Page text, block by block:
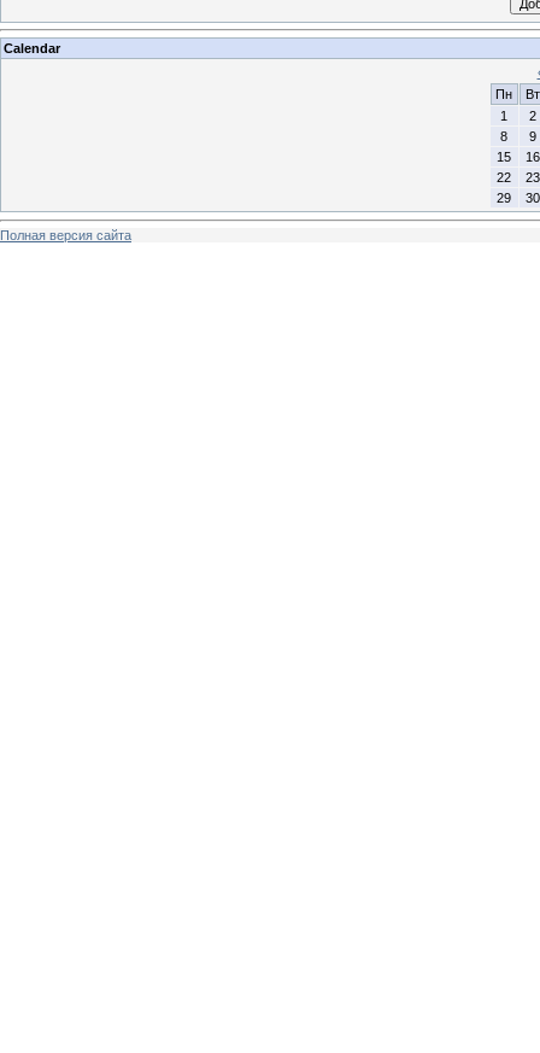
Calendar
Пн
Вт
1
2
8
9
15
16
22
23
29
30
Полная версия сайта